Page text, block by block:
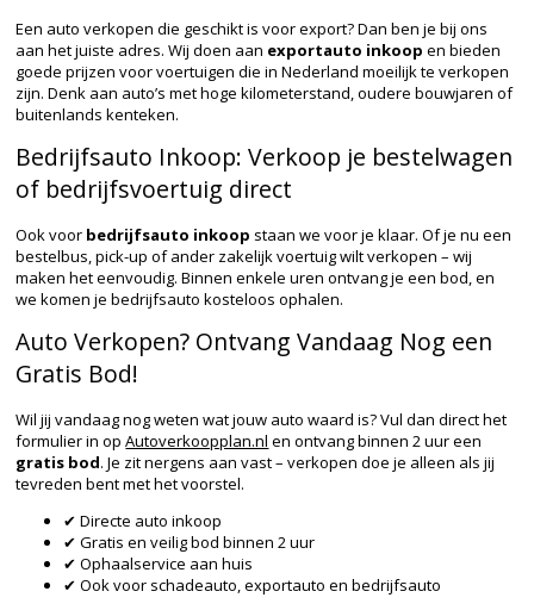
Een auto verkopen die geschikt is voor export? Dan ben je bij ons
aan het juiste adres. Wij doen aan exportauto inkoop en bieden
goede prijzen voor voertuigen die in Nederland moeilijk te verkopen
zijn. Denk aan auto’s met hoge kilometerstand, oudere bouwjaren of
buitenlands kenteken.
Bedrijfsauto Inkoop: Verkoop je bestelwagen
of bedrijfsvoertuig direct
Ook voor bedrijfsauto inkoop staan we voor je klaar. Of je nu een
bestelbus, pick-up of ander zakelijk voertuig wilt verkopen – wij
maken het eenvoudig. Binnen enkele uren ontvang je een bod, en
we komen je bedrijfsauto kosteloos ophalen.
Auto Verkopen? Ontvang Vandaag Nog een
Gratis Bod!
Wil jij vandaag nog weten wat jouw auto waard is? Vul dan direct het
formulier in opAutoverkoopplan.nl en ontvang binnen 2 uur een
gratis bod. Je zit nergens aan vast – verkopen doe je alleen als jij
tevreden bent met het voorstel.
✔ Directe auto inkoop
✔ Gratis en veilig bod binnen 2 uur
✔ Ophaalservice aan huis
✔ Ook voor schadeauto, exportauto en bedrijfsauto